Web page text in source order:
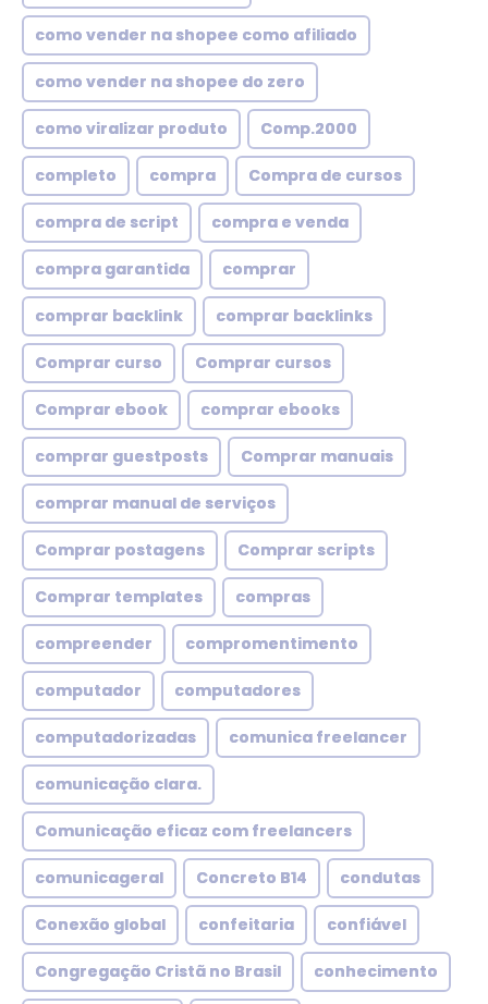
como vender na shopee como afiliado
como vender na shopee do zero
como viralizar produto Comp.2000
completo compra Compra de cursos
compra de script compra e venda
compra garantida comprar
comprar backlink comprar backlinks
Comprar curso Comprar cursos
Comprar ebook comprar ebooks
comprar guestposts Comprar manuais
comprar manual de serviços
Comprar postagens Comprar scripts
Comprar templates compras
compreender compromentimento
computador computadores
computadorizadas comunica freelancer
comunicação clara.
Comunicação eficaz com freelancers
comunicageral Concreto B14 condutas
Conexão global confeitaria confiável
Congregação Cristã no Brasil conhecimento